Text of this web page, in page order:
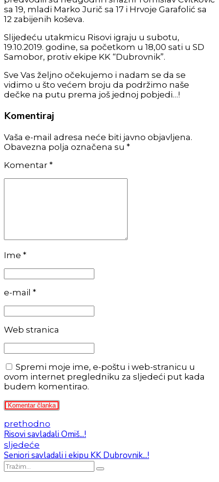
sa 19, mladi Marko Jurič sa 17 i Hrvoje Garafolić sa
12 zabijenih koševa.
Slijedeću utakmicu Risovi igraju u subotu,
19.10.2019. godine, sa početkom u 18,00 sati u SD
Samobor, protiv ekipe KK “Dubrovnik”.
Sve Vas željno očekujemo i nadam se da se
vidimo u što većem broju da podržimo naše
dečke na putu prema još jednoj pobjedi…!
Komentiraj
Vaša e-mail adresa neće biti javno objavljena.
Obavezna polja označena su *
Komentar *
Ime *
e-mail *
Web stranica
Spremi moje ime, e-poštu i web-stranicu u
ovom internet pregledniku za sljedeći put kada
budem komentirao.
Komentar članka
prethodno
Risovi savladali Omiš...!
sljedeće
Seniori savladali i ekipu KK Dubrovnik...!